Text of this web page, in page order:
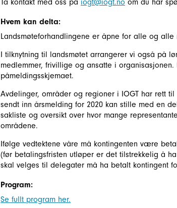
Ta kontakt med oss på iogt@iogt.no om du har
Hvem kan delta:
Landsmøteforhandlingene er åpne for alle og
I tilknytning til landsmøtet arrangerer vi også på
medlemmer, frivillige og ansatte i
påmeldingsskjemaet.
Avdelinger, områder og regioner i IOGT har rett
sendt inn årsmelding for 2020 kan stille med en
sakliste og oversikt over hvor mange
områdene.
Ifølge vedtektene våre må kontingenten være
(før betalingsfristen utløper er det tilstrekkelig å
skal velges til delegater må ha betalt kontingent
Program:
Se fullt program her.